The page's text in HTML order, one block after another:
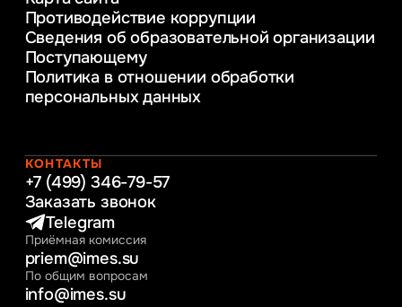
Уголовное право
Информационные технологии в бизнесе
Информационное и программное
обеспечение бизнес процессов
Управление человеческими ресурсами
Интернет-маркетинг
Противодействие коррупции
Сведения об образовательной организации
Поступающему
Политика в отношении обработки
персональных данных
КОНТАКТЫ
+7 (499) 346-79-57
Заказать звонок
Telegram
Приёмная комиссия
priem@imes.su
По общим вопросам
info@imes.su